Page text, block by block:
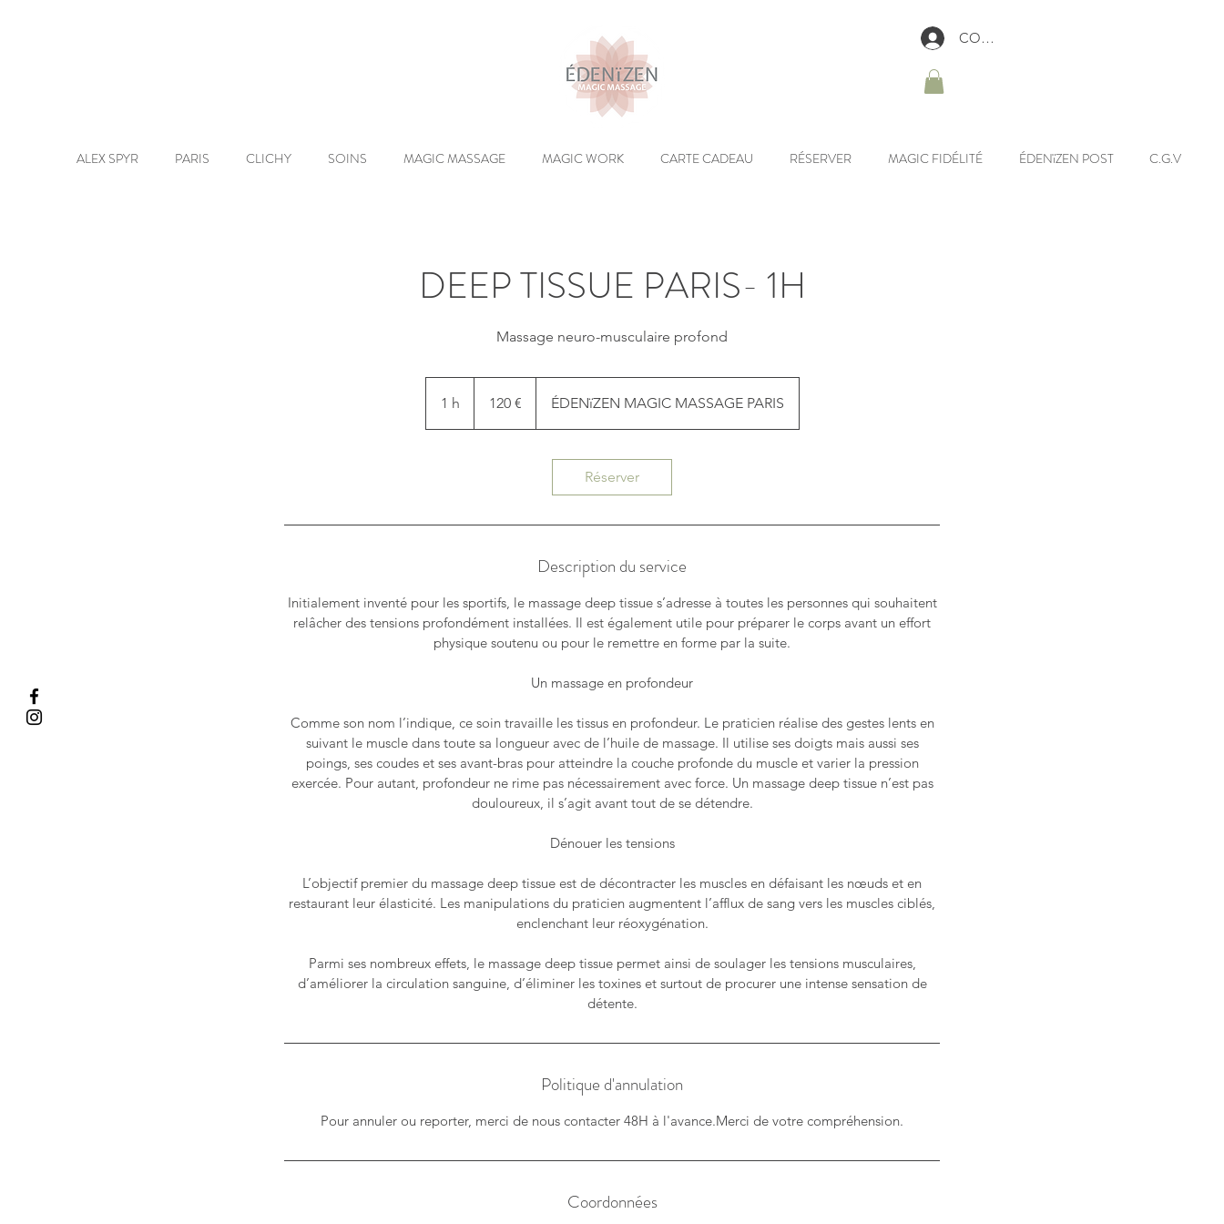
ALEX SPYR PARIS CLICHY SOINS MAGIC MASSAGE MAGIC WORK CARTE CADEAU RÉSERVER MAGIC FIDÉLITÉ ÉDENïZEN POST C.G.V
CONNEXION
DEEP TISSUE PARIS- 1H
Massage neuro-musculaire profond
1 h 120 € ÉDENïZEN MAGIC MASSAGE PARIS
Réserver
Description du service
Initialement inventé pour les sportifs, le massage deep tissue s’adresse à toutes les personnes qui souhaitent
relâcher des tensions profondément installées. Il est également utile pour préparer le corps avant un effort
physique soutenu ou pour le remettre en forme par la suite.
Un massage en profondeur
Comme son nom l’indique, ce soin travaille les tissus en profondeur. Le praticien réalise des gestes lents en
suivant le muscle dans toute sa longueur avec de l’huile de massage. Il utilise ses doigts mais aussi ses
poings, ses coudes et ses avant-bras pour atteindre la couche profonde du muscle et varier la pression
exercée. Pour autant, profondeur ne rime pas nécessairement avec force. Un massage deep tissue n’est pas
douloureux, il s’agit avant tout de se détendre.
Dénouer les tensions
L’objectif premier du massage deep tissue est de décontracter les muscles en défaisant les nœuds et en
restaurant leur élasticité. Les manipulations du praticien augmentent l’afflux de sang vers les muscles ciblés,
enclenchant leur réoxygénation.
Parmi ses nombreux effets, le massage deep tissue permet ainsi de soulager les tensions musculaires,
d’améliorer la circulation sanguine, d’éliminer les toxines et surtout de procurer une intense sensation de
détente.
Politique d'annulation
Coordonnées